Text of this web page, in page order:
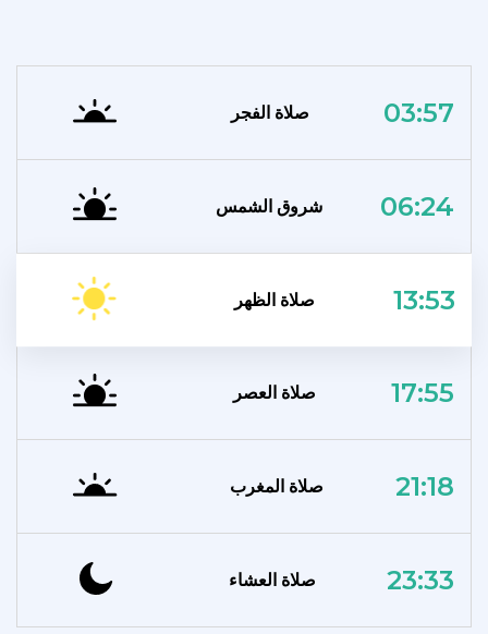
صلاة الفجر 03:57
شروق الشمس 06:24
صلاة الظهر 13:53
صلاة العصر 17:55
صلاة المغرب 21:18
صلاة العشاء 23:33